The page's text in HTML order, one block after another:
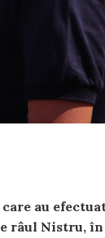
au
râul Nistru,